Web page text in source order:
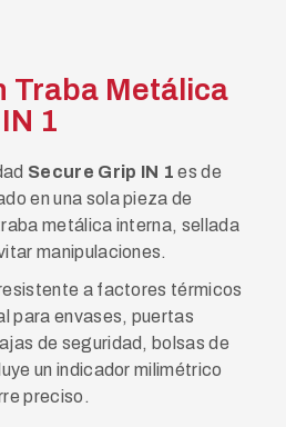
Traba Metálica
1
Secure Grip IN 1 es de
en una sola pieza de
metálica interna, sellada
manipulaciones.
a factores térmicos
para envases, puertas
de seguridad, bolsas de
un indicador milimétrico
preciso.